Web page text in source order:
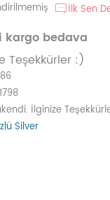
İlk Sen
kargo bedava
Teşekkürler :)
İlginize
Silver